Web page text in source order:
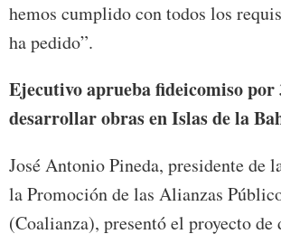
hemos cumplido con todos los
ha pedido”.
Ejecutivo aprueba fideicomiso por
desarrollar obras en Islas de la
José Antonio Pineda, presidente de
la Promoción de las Alianzas
(Coalianza), presentó el proyecto de